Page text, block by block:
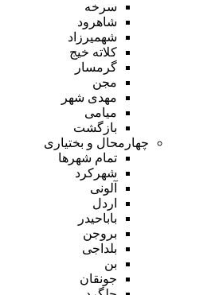
سرخه
شاهرود
شهمیرزاد
کلاته خیج
گرمسار
مجن
مهدی شهر
میامی
بازگشت
چهارمحال و بختیاری
تمام شهر‌ها
شهرکرد
آلونی
اردل
باباحیدر
بروجن
بلداجی
بن
جونقان